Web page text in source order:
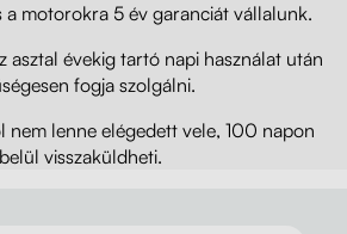
a motorokra 5 év garanciát vállalunk.
asztal évekig tartó napi használat után
fogja szolgálni.
nem lenne elégedett vele, 100 napon
belül visszaküldheti.